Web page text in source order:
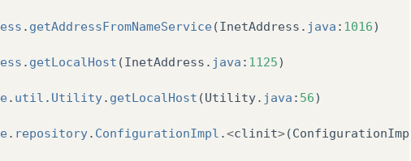
. getAddressFromNameService(InetAddress . java : 1016)
. getLocalHost (InetAddress . java : 1125)
. util . Utility. getLocalHost (Utility. java : 56)
. repository. ConfigurationImpl .<clinit>(ConfigurationImpl